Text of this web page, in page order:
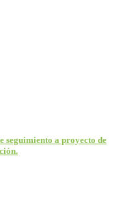
seguimiento a proyecto de